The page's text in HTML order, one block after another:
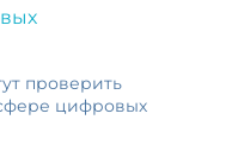
проверить
цифровых